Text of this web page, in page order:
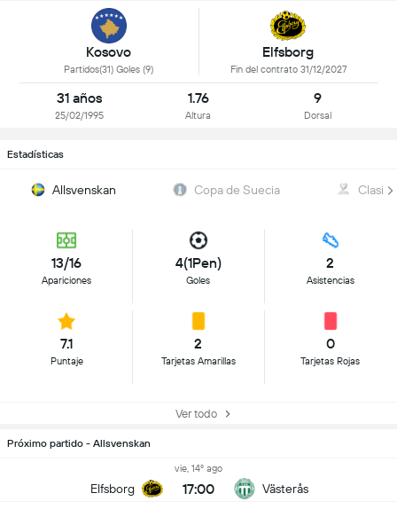
Kosovo
Partidos(31) Goles (9)
Elfsborg
Fin del contrato 31/12/2027
31 años
25/02/1995
1.76
Altura
9
Dorsal
Estadísticas
Allsvenskan Copa de Suecia
13/16
Apariciones
4(1Pen)
Goles
2
Asistencias
7.1
Puntaje
2
Tarjetas Amarillas
0
Tarjetas Rojas
Ver todo
Próximo partido - Allsvenskan
Elfsborg
vie, 14º ago
17:00 Västerås